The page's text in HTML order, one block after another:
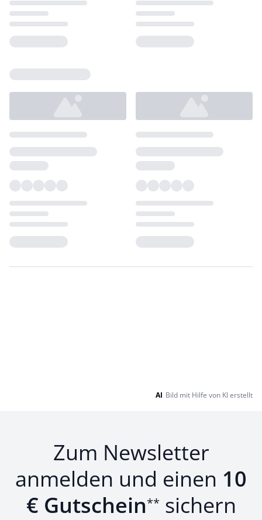
AI Bild mit Hilfe von KI erstellt
Zum Newsletter
anmelden und einen 10
€ Gutschein** sichern